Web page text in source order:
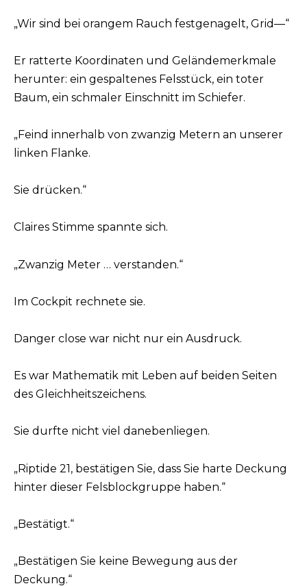
„Wir sind bei orangem Rauch festgenagelt, Grid—“
Er ratterte Koordinaten und Geländemerkmale
herunter: ein gespaltenes Felsstück, ein toter
Baum, ein schmaler Einschnitt im Schiefer.
„Feind innerhalb von zwanzig Metern an unserer
linken Flanke.
Sie drücken.“
Claires Stimme spannte sich.
„Zwanzig Meter … verstanden.“
Im Cockpit rechnete sie.
Danger close war nicht nur ein Ausdruck.
Es war Mathematik mit Leben auf beiden Seiten
des Gleichheitszeichens.
Sie durfte nicht viel danebenliegen.
„Riptide 21, bestätigen Sie, dass Sie harte Deckung
hinter dieser Felsblockgruppe haben.“
„Bestätigt.“
„Bestätigen Sie keine Bewegung aus der
Deckung.“